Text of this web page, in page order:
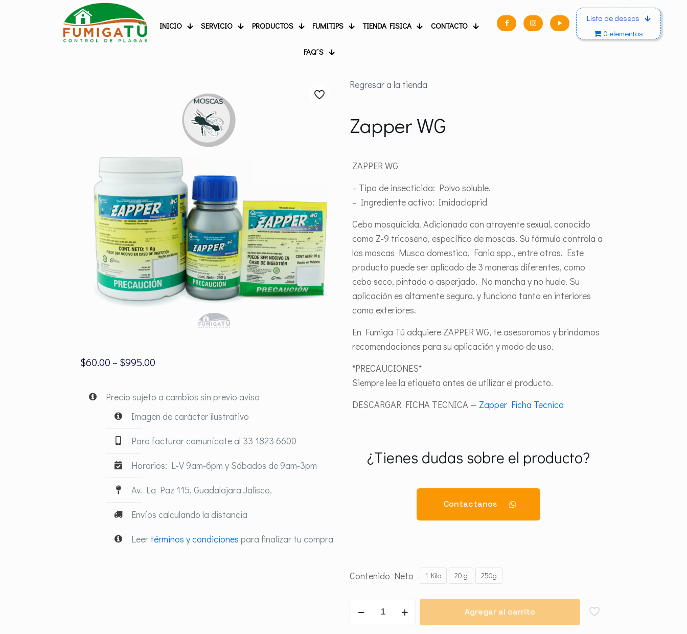
INICIO SERVICIO PRODUCTOS FUMITIPS TIENDA FISICA CONTACTO
FAQ´S
Lista de deseos
0 elementos
$60.00 – $995.00
Precio sujeto a cambios sin previo aviso
Imagen de carácter ilustrativo
Para facturar comunícate al 33 1823 6600
Horarios: L-V 9am-6pm y Sábados de 9am-3pm
Av. La Paz 115, Guadalajara Jalisco.
Envíos calculando la distancia
Leertérminos y condiciones para finalizar tu compra
Regresar a la tienda
Zapper WG
ZAPPER WG
– Tipo de insecticida: Polvo soluble.
– Ingrediente activo: Imidacloprid
Cebo mosquicida. Adicionado con atrayente sexual, conocido
como Z-9 tricoseno, específico de moscas. Su fórmula controla a
las moscas Musca domestica, Fania spp., entre otras. Este
producto puede ser aplicado de 3 maneras diferentes, como
cebo seco, pintado o asperjado. No mancha y no huele. Su
aplicación es altamente segura, y funciona tanto en interiores
como exteriores.
En Fumiga Tú adquiere ZAPPER WG, te asesoramos y brindamos
recomendaciones para su aplicación y modo de uso.
*PRECAUCIONES*
Siempre lee la etiqueta antes de utilizar el producto.
DESCARGAR FICHA TECNICA — Zapper Ficha Tecnica
¿Tienes dudas sobre el producto?
Contactanos
Contenido Neto 1 Kilo 20 g 250g
Agregar al carrito